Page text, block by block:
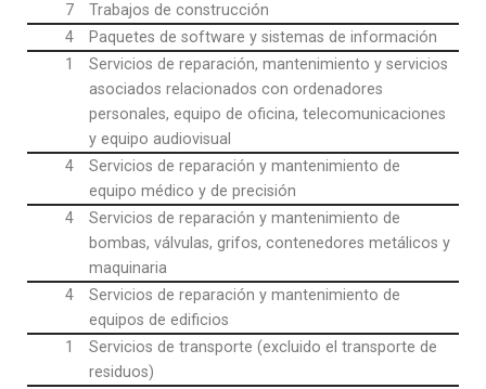
7
Trabajos de construcción
4
Paquetes de software y sistemas de información
1
Servicios de reparación, mantenimiento y servicios
asociados relacionados con ordenadores
personales, equipo de oficina, telecomunicaciones
y equipo audiovisual
4
Servicios de reparación y mantenimiento de
equipo médico y de precisión
4
Servicios de reparación y mantenimiento de
bombas, válvulas, grifos, contenedores metálicos y
maquinaria
4
Servicios de reparación y mantenimiento de
equipos de edificios
1
Servicios de transporte (excluido el transporte de
residuos)